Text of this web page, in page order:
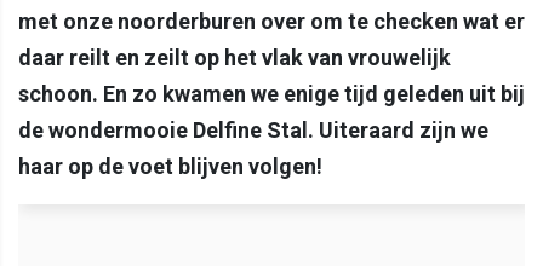
met onze noorderburen over om te checken wat er
daar reilt en zeilt op het vlak van vrouwelijk
schoon. En zo kwamen we enige tijd geleden uit bij
de wondermooie Delfine Stal. Uiteraard zijn we
haar op de voet blijven volgen!